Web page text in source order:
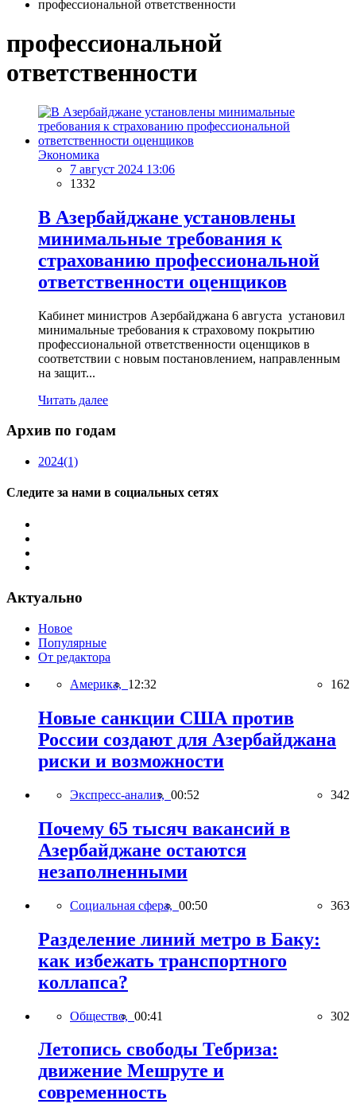
профессиональной ответственности
профессиональной
ответственности
Экономика
7 август 2024 13:06
1332
В Азербайджане установлены
минимальные требования к
страхованию профессиональной
ответственности оценщиков
Кабинет министров Азербайджана 6 августа установил
минимальные требования к страховому покрытию
профессиональной ответственности оценщиков в
соответствии с новым постановлением, направленным
на защит...
Читать далее
Архив по годам
2024(1)
Следите за нами в социальных сетях
Актуально
Новое
Популярные
От редактора
Америка, 12:32 162
Новые санкции США против
России создают для Азербайджана
риски и возможности
Экспресс-анализ, 00:52 342
Почему 65 тысяч вакансий в
Азербайджане остаются
незаполненными
Социальная сфера, 00:50 363
Разделение линий метро в Баку:
как избежать транспортного
коллапса?
Общество, 00:41 302
Летопись свободы Тебриза:
движение Мешруте и
современность